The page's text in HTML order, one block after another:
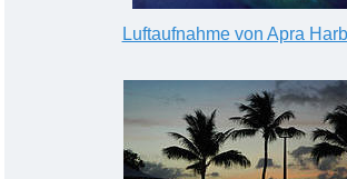
Luftaufnahme von Apra